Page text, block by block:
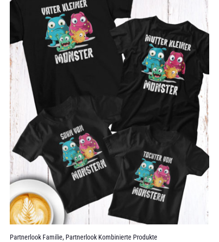
Partnerlook Familie, Partnerlook Kombinierte Produkte